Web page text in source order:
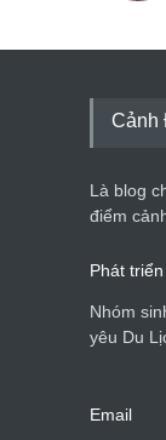
Cảnh
Là blog
điểm
Phát triển
Nhóm
yêu Du
Email